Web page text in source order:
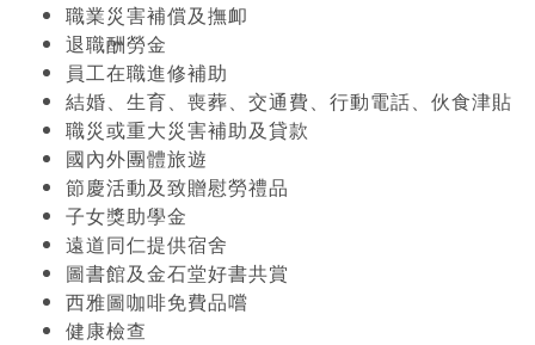
職業災害補償及撫卹
退職酬勞金
員工在職進修補助
結婚、生育、喪葬、交通費、行動電話、伙食津貼
職災或重大災害補助及貸款
國內外團體旅遊
節慶活動及致贈慰勞禮品
子女獎助學金
遠道同仁提供宿舍
圖書館及金石堂好書共賞
西雅圖咖啡免費品嚐
健康檢查